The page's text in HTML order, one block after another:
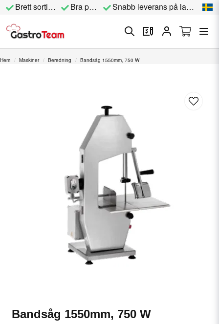
Brett sortiment Bra priser Snabb leverans på lagervara
Hem Maskiner Beredning Bandsåg 1550mm, 750 W
Bandsåg 1550mm, 750 W